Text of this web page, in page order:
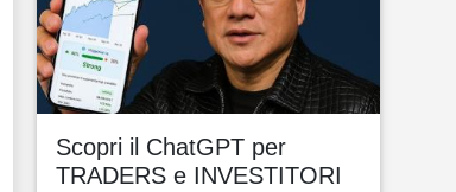
Scopri il ChatGPT per
TRADERS e INVESTITORI